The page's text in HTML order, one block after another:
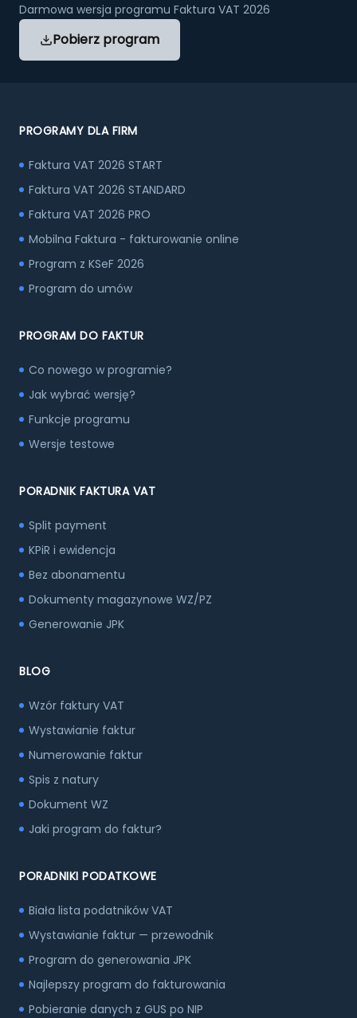
Darmowa wersja programu Faktura VAT 2026
Pobierz program
PROGRAMY DLA FIRM
Faktura VAT 2026 START
Faktura VAT 2026 STANDARD
Faktura VAT 2026 PRO
Mobilna Faktura - fakturowanie online
Program z KSeF 2026
Program do umów
PROGRAM DO FAKTUR
Co nowego w programie?
Jak wybrać wersję?
Funkcje programu
Wersje testowe
PORADNIK FAKTURA VAT
Split payment
KPiR i ewidencja
Bez abonamentu
Dokumenty magazynowe WZ/PZ
Generowanie JPK
BLOG
Wzór faktury VAT
Wystawianie faktur
Numerowanie faktur
Spis z natury
Dokument WZ
Jaki program do faktur?
PORADNIKI PODATKOWE
Biała lista podatników VAT
Wystawianie faktur — przewodnik
Program do generowania JPK
Najlepszy program do fakturowania
Pobieranie danych z GUS po NIP